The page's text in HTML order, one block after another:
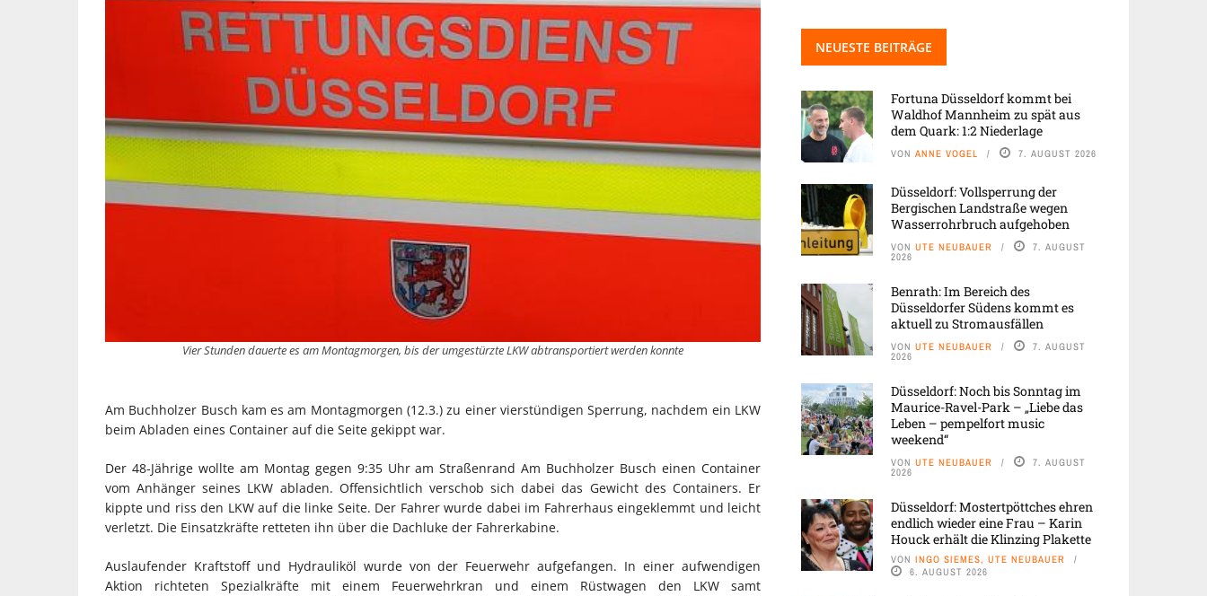
Vier Stunden dauerte es am Montagmorgen, bis der umgestürzte LKW abtransportiert werden konnte
Am Buchholzer Busch kam es am Montagmorgen (12.3.) zu einer vierstündigen Sperrung, nachdem ein LKW
beim Abladen eines Container auf die Seite gekippt war.
Der 48-Jährige wollte am Montag gegen 9:35 Uhr am Straßenrand Am Buchholzer Busch einen Container
vom Anhänger seines LKW abladen. Offensichtlich verschob sich dabei das Gewicht des Containers. Er
kippte und riss den LKW auf die linke Seite. Der Fahrer wurde dabei im Fahrerhaus eingeklemmt und leicht
verletzt. Die Einsatzkräfte retteten ihn über die Dachluke der Fahrerkabine.
Auslaufender Kraftstoff und Hydrauliköl wurde von der Feuerwehr aufgefangen. In einer aufwendigen
Aktion richteten Spezialkräfte mit einem Feuerwehrkran und einem Rüstwagen den LKW samt
NEUESTE BEITRÄGE
Fortuna Düsseldorf kommt bei
Waldhof Mannheim zu spät aus
dem Quark: 1:2 Niederlage
VON ANNE VOGEL 7. AUGUST 2026
Düsseldorf: Vollsperrung der
Bergischen Landstraße wegen
Wasserrohrbruch aufgehoben
VON UTE NEUBAUER 7. AUGUST
2026
Benrath: Im Bereich des
Düsseldorfer Südens kommt es
aktuell zu Stromausfällen
VON UTE NEUBAUER 7. AUGUST
2026
Düsseldorf: Noch bis Sonntag im
Maurice-Ravel-Park – „Liebe das
Leben – pempelfort music
weekend“
VON UTE NEUBAUER 7. AUGUST
2026
Düsseldorf: Mostertpöttches ehren
endlich wieder eine Frau – Karin
Houck erhält die Klinzing Plakette
VON INGO SIEMES, UTE NEUBAUER
6. AUGUST 2026